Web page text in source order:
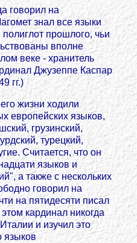
говорил на
знал все языки
прошлого, чьи
вполне
веке - хранитель
Джузеппе Каспар
гг.)
жизни ходили
европейских языков,
грузинский,
турецкий,
Считается, что он
языков и
а также с нескольких
говорил на
на пятидесяти писал
кардинал никогда
и изучил это
языков